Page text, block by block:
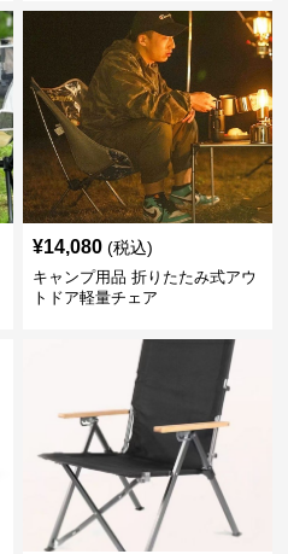
¥14,080 (税込)
キャンプ用品 折りたたみ式アウ
トドア軽量チェア